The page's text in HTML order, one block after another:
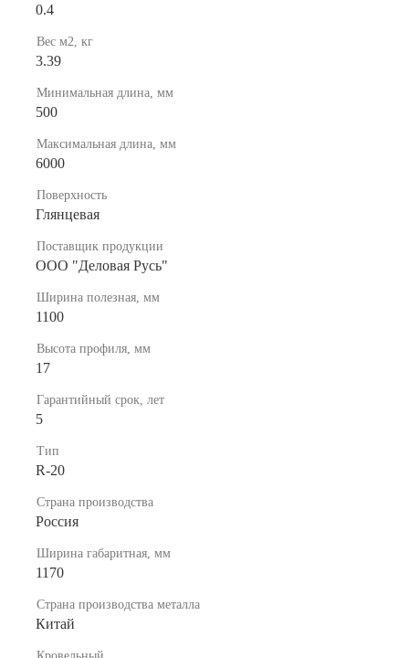
0.4
Вес м2, кг
3.39
Минимальная длина, мм
500
Максимальная длина, мм
6000
Поверхность
Глянцевая
Поставщик продукции
ООО "Деловая Русь"
Ширина полезная, мм
1100
Высота профиля, мм
17
Гарантийный срок, лет
5
Тип
R-20
Страна производства
Россия
Ширина габаритная, мм
1170
Страна производства металла
Китай